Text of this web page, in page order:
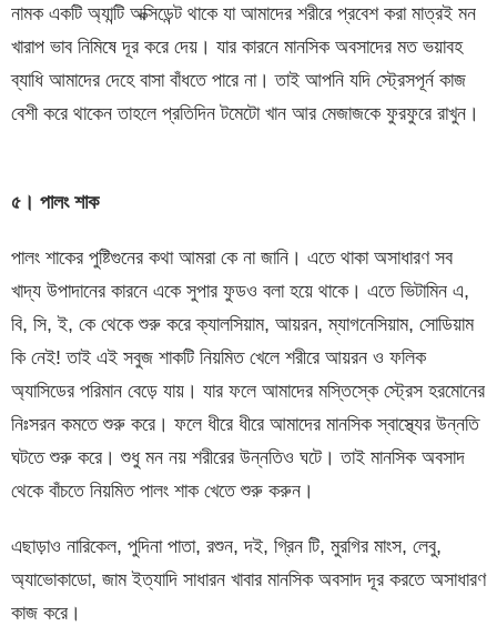
নামক একটি অ্যান্টি অক্সিডেন্ট থাকে যা আমাদের শরীরে প্রবেশ করা মাত্রই মন
খারাপ ভাব নিমিষে দূর করে দেয়। যার কারনে মানসিক অবসাদের মত ভয়াবহ
ব্যাধি আমাদের দেহে বাসা বাঁধতে পারে না। তাই আপনি যদি স্ট্রেসপূর্ন কাজ
বেশী করে থাকেন তাহলে প্রতিদিন টমেটো খান আর মেজাজকে ফুরফুরে রাখুন।
৫। পালং শাক
পালং শাকের পুষ্টিগুনের কথা আমরা কে না জানি। এতে থাকা অসাধারণ সব
খাদ্য উপাদানের কারনে একে সুপার ফুডও বলা হয়ে থাকে। এতে ভিটামিন এ,
বি, সি, ই, কে থেকে শুরু করে ক্যালসিয়াম, আয়রন, ম্যাগনেসিয়াম, সোডিয়াম
কি নেই! তাই এই সবুজ শাকটি নিয়মিত খেলে শরীরে আয়রন ও ফলিক
অ্যাসিডের পরিমান বেড়ে যায়। যার ফলে আমাদের মস্তিস্কে স্ট্রেস হরমোনের
নিঃসরন কমতে শুরু করে। ফলে ধীরে ধীরে আমাদের মানসিক স্বাস্থ্যের উন্নতি
ঘটতে শুরু করে। শুধু মন নয় শরীরের উন্নতিও ঘটে। তাই মানসিক অবসাদ
থেকে বাঁচতে নিয়মিত পালং শাক খেতে শুরু করুন।
এছাড়াও নারিকেল, পুদিনা পাতা, রশুন, দই, গ্রিন টি, মুরগির মাংস, লেবু,
অ্যাভোকাডো, জাম ইত্যাদি সাধারন খাবার মানসিক অবসাদ দূর করতে অসাধারণ
কাজ করে।